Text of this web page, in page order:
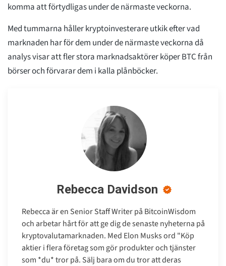
komma att förtydligas under de närmaste veckorna.
Med tummarna håller kryptoinvesterare utkik efter vad
marknaden har för dem under de närmaste veckorna då
analys visar att fler stora marknadsaktörer köper BTC från
börser och förvarar dem i kalla plånböcker.
Rebecca Davidson
Rebecca är en Senior Staff Writer på BitcoinWisdom
och arbetar hårt för att ge dig de senaste nyheterna på
kryptovalutamarknaden. Med Elon Musks ord "Köp
aktier i flera företag som gör produkter och tjänster
som *du* tror på. Sälj bara om du tror att deras